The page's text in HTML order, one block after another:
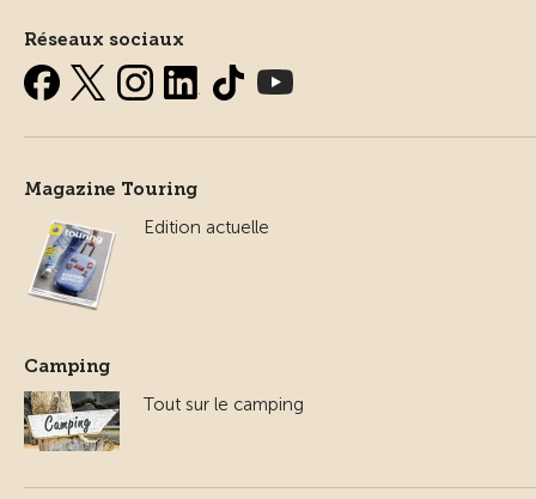
Réseaux sociaux
Magazine Touring
Edition actuelle
Camping
Tout sur le camping